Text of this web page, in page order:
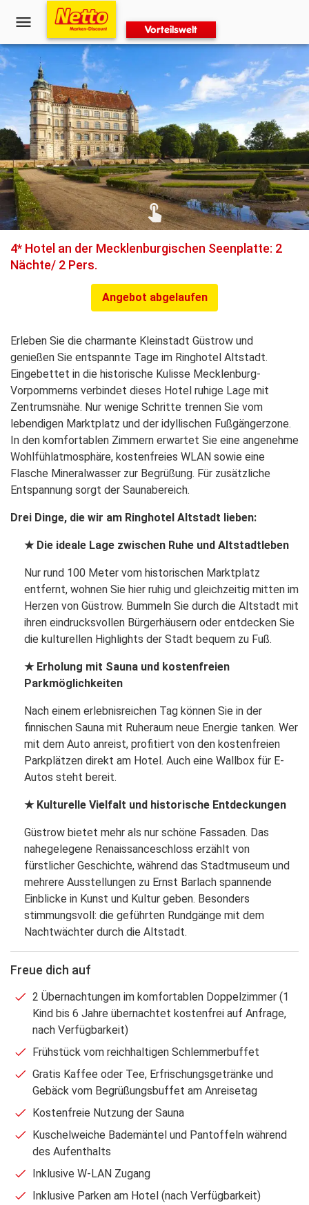
Vorteilswelt
4* Hotel an der Mecklenburgischen Seenplatte: 2
Nächte/ 2 Pers.
Angebot abgelaufen
Erleben Sie die charmante Kleinstadt Güstrow und
genießen Sie entspannte Tage im Ringhotel Altstadt.
Eingebettet in die historische Kulisse Mecklenburg-
Vorpommerns verbindet dieses Hotel ruhige Lage mit
Zentrumsnähe. Nur wenige Schritte trennen Sie vom
lebendigen Marktplatz und der idyllischen Fußgängerzone.
In den komfortablen Zimmern erwartet Sie eine angenehme
Wohlfühlatmosphäre, kostenfreies WLAN sowie eine
Flasche Mineralwasser zur Begrüßung. Für zusätzliche
Entspannung sorgt der Saunabereich.
Drei Dinge, die wir am Ringhotel Altstadt lieben:
★ Die ideale Lage zwischen Ruhe und Altstadtleben
Nur rund 100 Meter vom historischen Marktplatz
entfernt, wohnen Sie hier ruhig und gleichzeitig mitten im
Herzen von Güstrow. Bummeln Sie durch die Altstadt mit
ihren eindrucksvollen Bürgerhäusern oder entdecken Sie
die kulturellen Highlights der Stadt bequem zu Fuß.
★ Erholung mit Sauna und kostenfreien
Parkmöglichkeiten
Nach einem erlebnisreichen Tag können Sie in der
finnischen Sauna mit Ruheraum neue Energie tanken. Wer
mit dem Auto anreist, profitiert von den kostenfreien
Parkplätzen direkt am Hotel. Auch eine Wallbox für E-
Autos steht bereit.
★ Kulturelle Vielfalt und historische Entdeckungen
Güstrow bietet mehr als nur schöne Fassaden. Das
nahegelegene Renaissanceschloss erzählt von
fürstlicher Geschichte, während das Stadtmuseum und
mehrere Ausstellungen zu Ernst Barlach spannende
Einblicke in Kunst und Kultur geben. Besonders
stimmungsvoll: die geführten Rundgänge mit dem
Nachtwächter durch die Altstadt.
Freue dich auf
2 Übernachtungen im komfortablen Doppelzimmer (1
Kind bis 6 Jahre übernachtet kostenfrei auf Anfrage,
nach Verfügbarkeit)
Frühstück vom reichhaltigen Schlemmerbuffet
Gratis Kaffee oder Tee, Erfrischungsgetränke und
Gebäck vom Begrüßungsbuffet am Anreisetag
Kostenfreie Nutzung der Sauna
Kuschelweiche Bademäntel und Pantoffeln während
des Aufenthalts
Inklusive W-LAN Zugang
Inklusive Parken am Hotel (nach Verfügbarkeit)